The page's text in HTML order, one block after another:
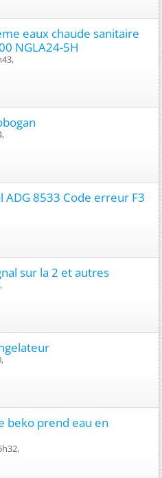
eaux chaude sanitaire
NGLA24-5H
ADG 8533 Code erreur F3
sur la 2 et autres
beko prend eau en